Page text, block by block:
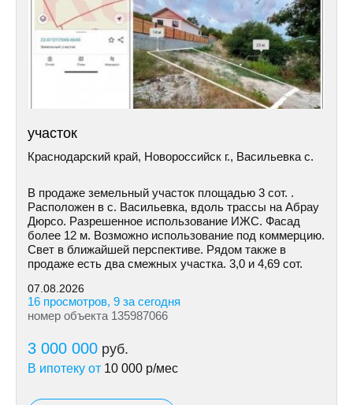
участок
Краснодарский край, Новороссийск г., Васильевка с.
В продаже земельный участок площадью 3 сот. .
Расположен в с. Васильевка, вдоль трассы на Абрау
Дюрсо. Разрешенное использование ИЖС. Фасад
более 12 м. Возможно использование под коммерцию.
Свет в ближайшей перспективе. Рядом также в
продаже есть два смежных участка. 3,0 и 4,69 сот.
07.08.2026
16 просмотров, 9 за сегодня
номер объекта 135987066
3 000 000 руб.
В ипотеку от 10 000 р/мес